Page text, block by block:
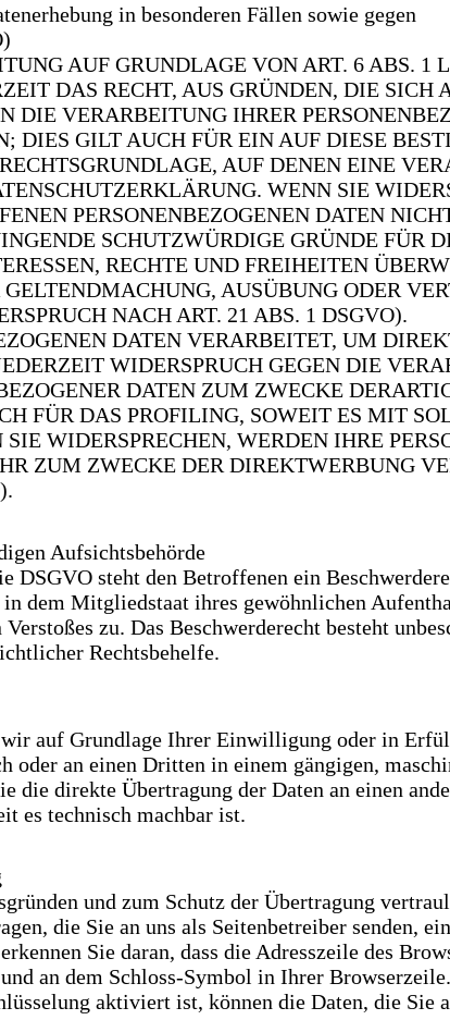
in besonderen Fällen sowie gegen
AUF GRUNDLAGE VON ART. 6 ABS. 1
DAS RECHT, AUS GRÜNDEN, DIE SICH
DIE VERARBEITUNG IHRER
DIES GILT AUCH FÜR EIN AUF DIESE
AUF DENEN EINE
WENN SIE
PERSONENBEZOGENEN DATEN
SCHUTZWÜRDIGE GRÜNDE FÜR
RECHTE UND FREIHEITEN
AUSÜBUNG ODER
NACH ART. 21 ABS. 1 DSGVO).
DATEN VERARBEITET, UM
WIDERSPRUCH GEGEN DIE
DATEN ZUM ZWECKE
FÜR DAS PROFILING, SOWEIT ES MIT
WIDERSPRECHEN, WERDEN IHRE
ZUM ZWECKE DER DIREKTWERBUNG
Aufsichtsbehörde
DSGVO steht den Betroffenen ein
in dem Mitgliedstaat ihres gewöhnlichen
zu. Das Beschwerderecht besteht
Rechtsbehelfe.
wir auf Grundlage Ihrer Einwilligung oder in
oder an einen Dritten in einem gängigen,
die direkte Übertragung der Daten an einen
es technisch machbar ist.
und zum Schutz der Übertragung
die Sie an uns als Seitenbetreiber senden,
Sie daran, dass die Adresszeile des
an dem Schloss-Symbol in Ihrer Browserzeile.
aktiviert ist, können die Daten, die Sie